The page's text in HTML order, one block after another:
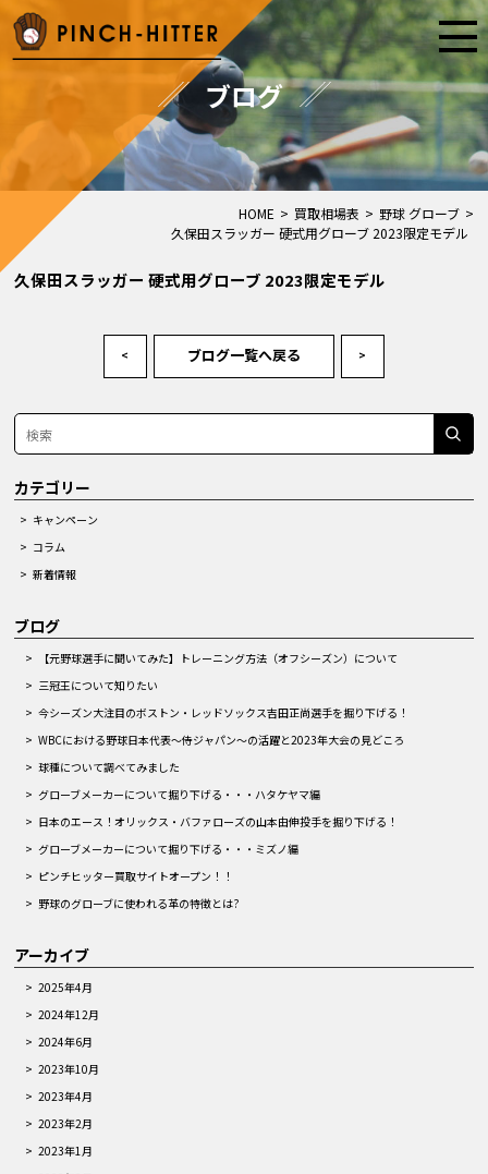
ブログ
HOME > 買取相場表 > 野球 グローブ >
久保田スラッガー 硬式用グローブ 2023限定モデル
久保田スラッガー 硬式用グローブ 2023限定モデル
< ブログ一覧へ戻る >
カテゴリー
キャンペーン
コラム
新着情報
ブログ
【元野球選手に聞いてみた】トレーニング方法（オフシーズン）について
三冠王について知りたい
今シーズン大注目のボストン・レッドソックス吉田正尚選手を掘り下げる！
WBCにおける野球日本代表～侍ジャパン～の活躍と2023年大会の見どころ
球種について調べてみました
グローブメーカーについて掘り下げる・・・ハタケヤマ編
日本のエース！オリックス・バファローズの山本由伸投手を掘り下げる！
グローブメーカーについて掘り下げる・・・ミズノ編
ピンチヒッター買取サイトオープン！！
野球のグローブに使われる革の特徴とは?
アーカイブ
2025年4月
2024年12月
2024年6月
2023年10月
2023年4月
2023年2月
2023年1月